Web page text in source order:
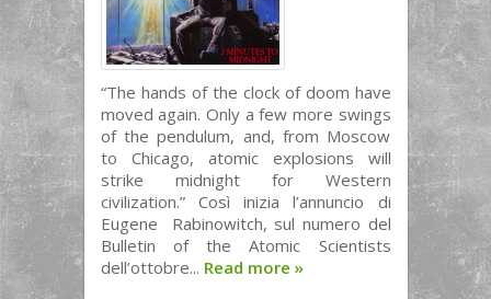
“The hands of the clock of doom have
moved again. Only a few more swings
of the pendulum, and, from Moscow
to Chicago, atomic explosions will
strike midnight for Western
civilization.” Così inizia l’annuncio di
Eugene Rabinowitch, sul numero del
Bulletin of the Atomic Scientists
dell’ottobre... Read more »